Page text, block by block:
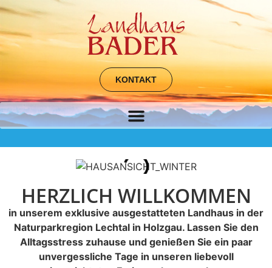
KONTAKT
HERZLICH WILLKOMMEN
in unserem exklusive ausgestatteten Landhaus in der
Naturparkregion Lechtal in Holzgau. Lassen Sie den
Alltagsstress zuhause und genießen Sie ein paar
unvergessliche Tage in unseren liebevoll